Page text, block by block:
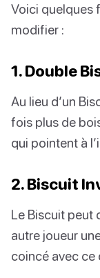
Voici quelques
modifier :
1. Double
Au lieu d’un
fois plus de
qui pointent à
2. Biscuit
Le Biscuit peut
autre joueur
coincé avec ce